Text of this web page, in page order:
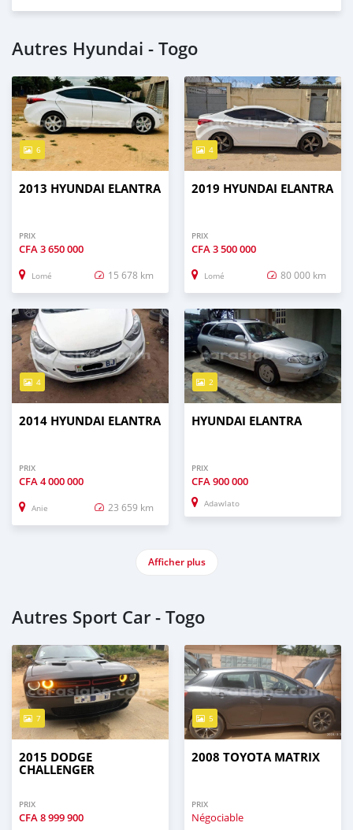
Autres Hyundai - Togo
6
2013 HYUNDAI ELANTRA
PRIX
CFA3 650 000
Lomé 15 678 km
4
2019 HYUNDAI ELANTRA
PRIX
CFA3 500 000
Lomé 80 000 km
4
2014 HYUNDAI ELANTRA
PRIX
CFA4 000 000
Anie 23 659 km
2
HYUNDAI ELANTRA
PRIX
CFA900 000
Adawlato
Afficher plus
Autres Sport Car - Togo
7
2015 DODGE
CHALLENGER
PRIX
CFA8 999 900
5
2008 TOYOTA MATRIX
PRIX
Négociable